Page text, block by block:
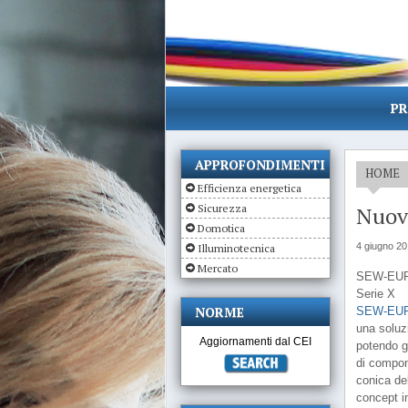
HOME
4 giugno
SEW-
Serie X
SEW-
una
potendo
di
conica
concept
APPROFONDIMENTI
Efficienza energetica
Sicurezza
Domotica
Illuminotecnica
Mercato
NORME
Aggiornamenti dal CEI